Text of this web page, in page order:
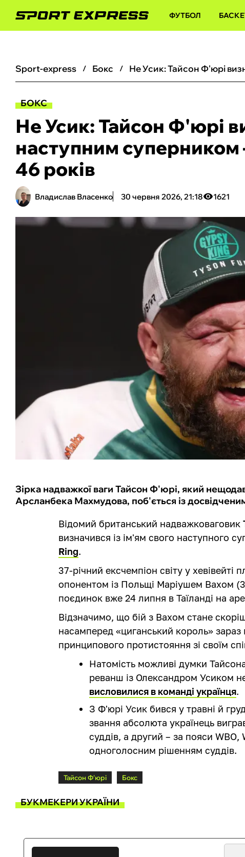
ФУТБОЛ
sport-express бокс
БОКС
Не Усик: Тайсон Ф'юрі
наступним суперником
46 років
Владислав Власенко 30 червня 2026, 21:18 1621
Зірка надважкої ваги Тайсон Ф'юрі, який
Арсланбека Махмудова, поб'ється із
Відомий британський надважковаговик
визначився із ім'ям свого наступного
Ring.
37-річний ексчемпіон світу у хевівейті
опонентом із Польщі Маріушем Вахом
поєдинок вже 24 липня в Таїланді на
Відзначимо, що бій з Вахом стане
насамперед «циганський король»
принципового протистояння зі своїм
Натомість можливі думки
реванш із Олександром Усиком
висловилися в команді українця.
З Ф'юрі Усик бився у травні й
звання абсолюта українець
суддів, а другий – за пояси WBO,
одноголосним рішенням суддів.
Тайсон Ф'юрі Бокс
БУКМЕКЕРИ УКРАЇНИ